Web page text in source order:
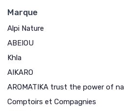
Marque
Alpi Nature
ABEIOU
Khla
AIKARO
AROMATIKA trust the power of
Comptoirs et Compagnies